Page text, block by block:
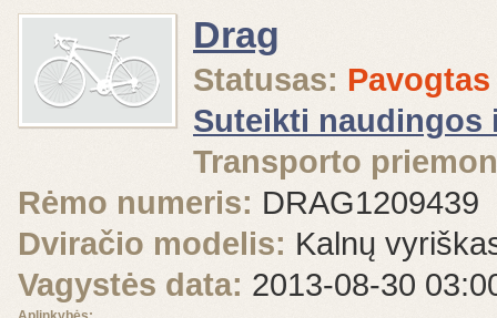
Drag
Statusas: Pavogtas
Suteikti naudingos
Transporto
Rėmo numeris: DRAG1209439
Dviračio modelis: Kalnų
Vagystės data: 2013-08-30